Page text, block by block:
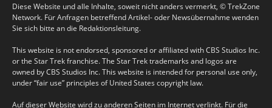
Diese Website und alle Inhalte, soweit nicht anders vermerkt, © TrekZone
Network. Für Anfragen betreffend Artikel- oder Newsübernahme wenden
Sie sich bitte an die Redaktionsleitung.
This website is not endorsed, sponsored or affiliated with CBS Studios Inc.
or the Star Trek franchise. The Star Trek trademarks and logos are
owned by CBS Studios Inc. This website is intended for personal use only,
under “fair use” principles of United States copyright law.
Auf dieser Website wird zu anderen Seiten im Internet verlinkt. Für die